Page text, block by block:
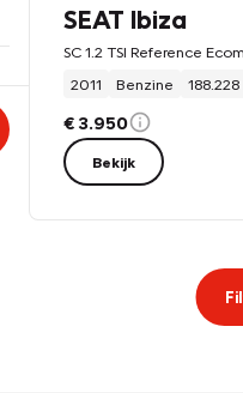
SEAT Ibiza
SC 1.2 TSI Reference
2011
Benzine 188.228
€ 3.950
Bekijk